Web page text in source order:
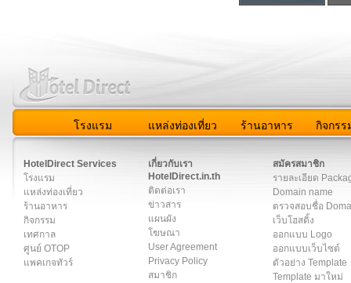
โรงแรม แหล่งท่องเที่ยว ร้านอาหาร กิจกรร
HotelDirect Services
โรงแรม
แหล่งท่องเที่ยว
ร้านอาหาร
กิจกรรม
เทศกาล
ศูนย์ OTOP
แพคเกจทัวร์
เกี่ยวกับเรา
HotelDirect.in.th
ติดต่อเรา
ข่าวสาร
แผนผัง
โฆษณา
User Agreement
Privacy Policy
สมาชิก
สมัครสมาชิก
รายละเอียด
Domain name
ตรวจสอบชื่อ
เว็บโฮสติ้ง
ออกแบบ Logo
ออกแบบเว็บไซต์
ตัวอย่าง Template
Template มาใหม่